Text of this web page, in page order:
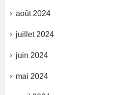
août 2024
juillet 2024
juin 2024
mai 2024